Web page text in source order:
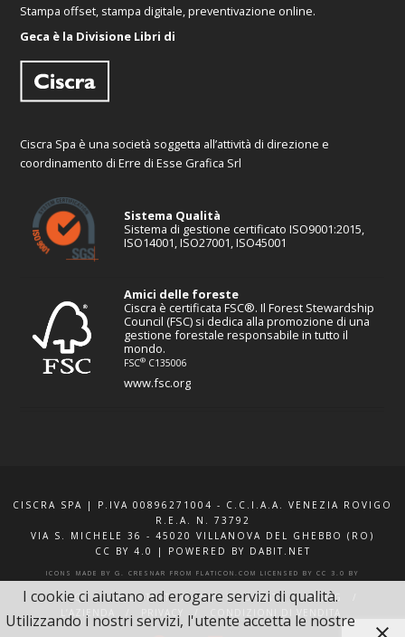
Stampa offset, stampa digitale, preventivazione online.
Geca è la Divisione Libri di
Ciscra Spa è una società soggetta all’attività di direzione e
coordinamento di Erre di Esse Grafica Srl
Sistema Qualità
Sistema di gestione certificato ISO9001:2015,
ISO14001, ISO27001, ISO45001
Amici delle foreste
Ciscra è certificata FSC®. Il Forest Stewardship
Council (FSC) si dedica alla promozione di una
gestione forestale responsabile in tutto il
mondo.
FSC® C135006
www.fsc.org
CISCRA SPA | P.IVA 00896271004 - C.C.I.A.A. VENEZIA ROVIGO
R.E.A. N. 73792
VIA S. MICHELE 36 - 45020 VILLANOVA DEL GHEBBO (RO)
CC BY 4.0
| POWERED BY DABIT.NET
ICONS MADE BY G. CRESNAR FROM FLATICON.COM LICENSED BY CC 3.0 BY
F.A.Q. XQUOTE.IT INFO E CONTATTI
BLOG
I cookie ci aiutano ad erogare servizi di qualità.
Utilizzando i nostri servizi, l'utente accetta le nostre